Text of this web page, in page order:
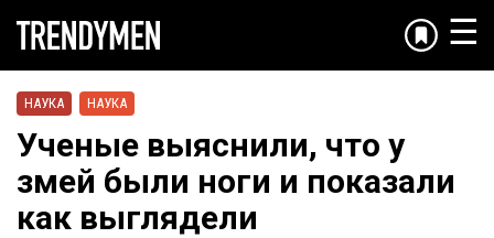
☰
НАУКА НАУКА
Ученые выяснили, что у
змей были ноги и показали
как выглядели